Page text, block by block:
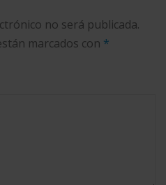
no será publicada.
marcados con *